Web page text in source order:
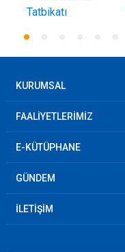
KURUMSAL
FAALİYETLERİMİZ
E-KÜTÜPHANE
GÜNDEM
İLETİŞİM